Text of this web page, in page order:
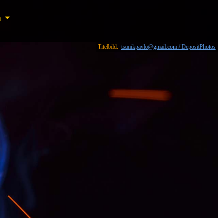
Titelbild: tsunikpavlo@gmail.com / DepositPhotos